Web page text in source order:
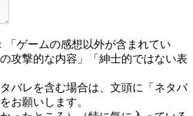
「ゲームの感想以外が含まれてい
攻撃的な内容」「紳士的ではない表
バレを含む場合は、文頭に「ネタバ
お願いします。